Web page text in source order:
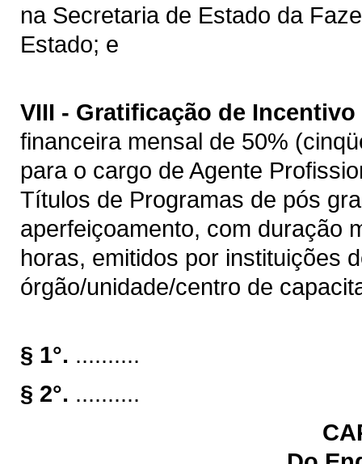
na Secretaria de Estado da
Estado; e
VIII - Gratificação de Incentivo
financeira mensal de 50%
para o cargo de Agente
Títulos de Programas de pós
aperfeiçoamento, com duração
horas, emitidos por instituições
órgão/unidade/centro de
§ 1°. ..........
§ 2°. ..........